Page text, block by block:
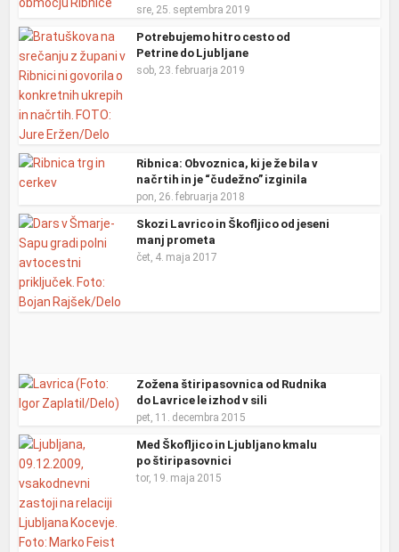
sre, 25. septembra 2019
Potrebujemo hitro cesto od
Petrine do Ljubljane
sob, 23. februarja 2019
Ribnica: Obvoznica, ki je že bila v
načrtih in je “čudežno” izginila
pon, 26. februarja 2018
Skozi Lavrico in Škofljico od jeseni
manj prometa
čet, 4. maja 2017
Zožena štiripasovnica od Rudnika
do Lavrice le izhod v sili
pet, 11. decembra 2015
Med Škofljico in Ljubljano kmalu
po štiripasovnici
tor, 19. maja 2015